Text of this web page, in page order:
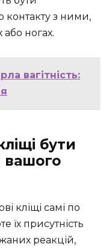
контакту з ними,
ногах.
вагітність:
бути
вашого
кліщі самі по
їх присутність
реакцій,